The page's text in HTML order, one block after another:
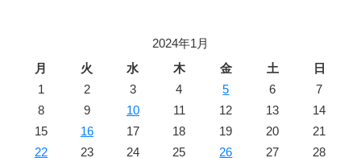
2024年1月
月
火 水 木 金 土
日
1
2 3 4 5 6
7
8
9 10 11 12 13
14
15
16 17 18 19 20
21
22
23 24 25 26 27
28